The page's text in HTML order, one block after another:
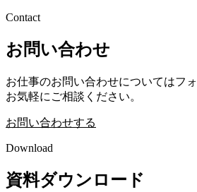
Contact
お問い合わせ
お仕事のお問い合わせについてはフ
お気軽にご相談ください。
お問い合わせする
Download
資料ダウンロード